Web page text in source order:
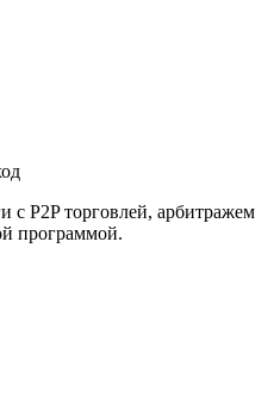
с P2P торговлей, арбитражем
программой.